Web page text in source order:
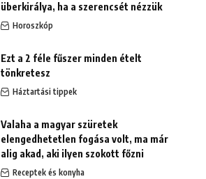
überkirálya, ha a szerencsét nézzük
Horoszkóp
Ezt a 2 féle fűszer minden ételt
tönkretesz
Háztartási tippek
Valaha a magyar szüretek
elengedhetetlen fogása volt, ma már
alig akad, aki ilyen szokott főzni
Receptek és konyha